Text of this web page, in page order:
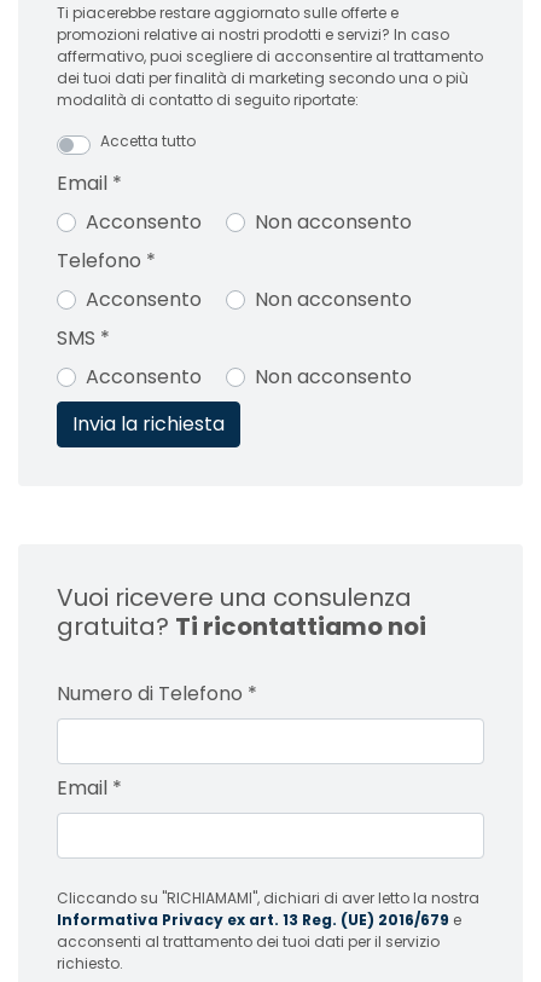
Ti piacerebbe restare aggiornato sulle offerte e
promozioni relative ai nostri prodotti e servizi? In caso
affermativo, puoi scegliere di acconsentire al trattamento
dei tuoi dati per finalità di marketing secondo una o più
modalità di contatto di seguito riportate:
Accetta tutto
Email *
Acconsento
Non acconsento
Telefono *
Acconsento
Non acconsento
SMS *
Acconsento
Non acconsento
Vuoi ricevere una consulenza
gratuita? Ti ricontattiamo noi
Numero di Telefono *
Email *
Cliccando su "RICHIAMAMI", dichiari di aver letto la nostra
Informativa Privacy ex art. 13 Reg. (UE) 2016/679 e
acconsenti al trattamento dei tuoi dati per il servizio
richiesto.